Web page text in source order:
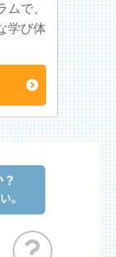
ムで、
学び体